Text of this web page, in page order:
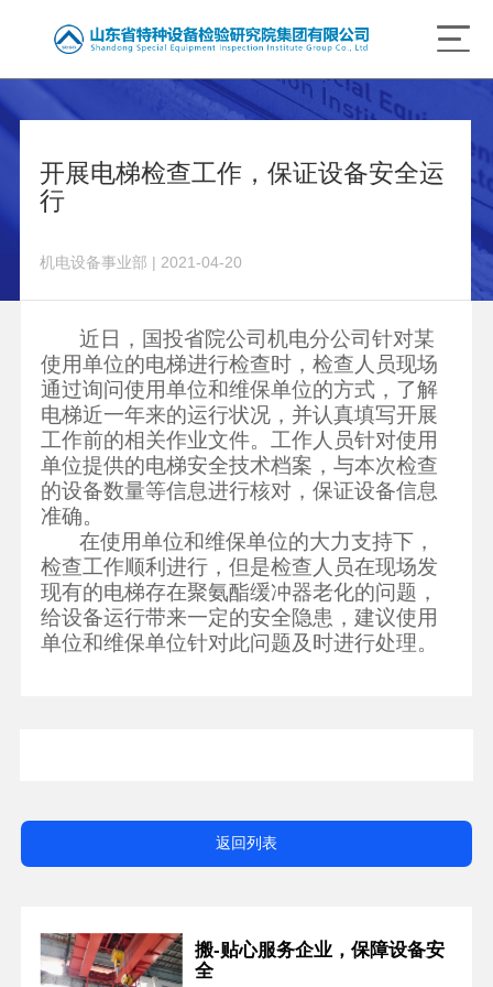
开展电梯检查工作，保证设备安全运
行
机电设备事业部 | 2021-04-20
近日，国投省院公司机电分公司针对某
使用单位的电梯进行检查时，检查人员现场
通过询问使用单位和维保单位的方式，了解
电梯近一年来的运行状况，并认真填写开展
工作前的相关作业文件。工作人员针对使用
单位提供的电梯安全技术档案，与本次检查
的设备数量等信息进行核对，保证设备信息
准确。
在使用单位和维保单位的大力支持下，
检查工作顺利进行，但是检查人员在现场发
现有的电梯存在聚氨酯缓冲器老化的问题，
给设备运行带来一定的安全隐患，建议使用
单位和维保单位针对此问题及时进行处理。
返回列表
搬-贴心服务企业，保障设备安
全